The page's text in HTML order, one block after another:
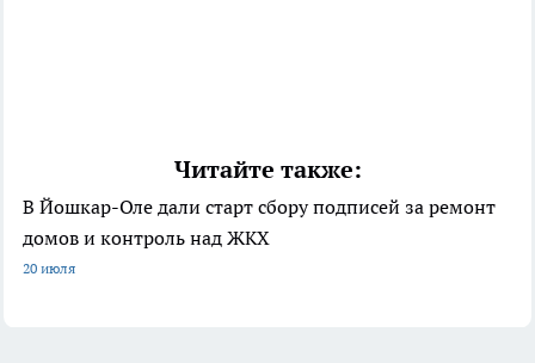
Читайте также:
В Йошкар-Оле дали старт сбору подписей за ремонт
домов и контроль над ЖКХ
20 июля